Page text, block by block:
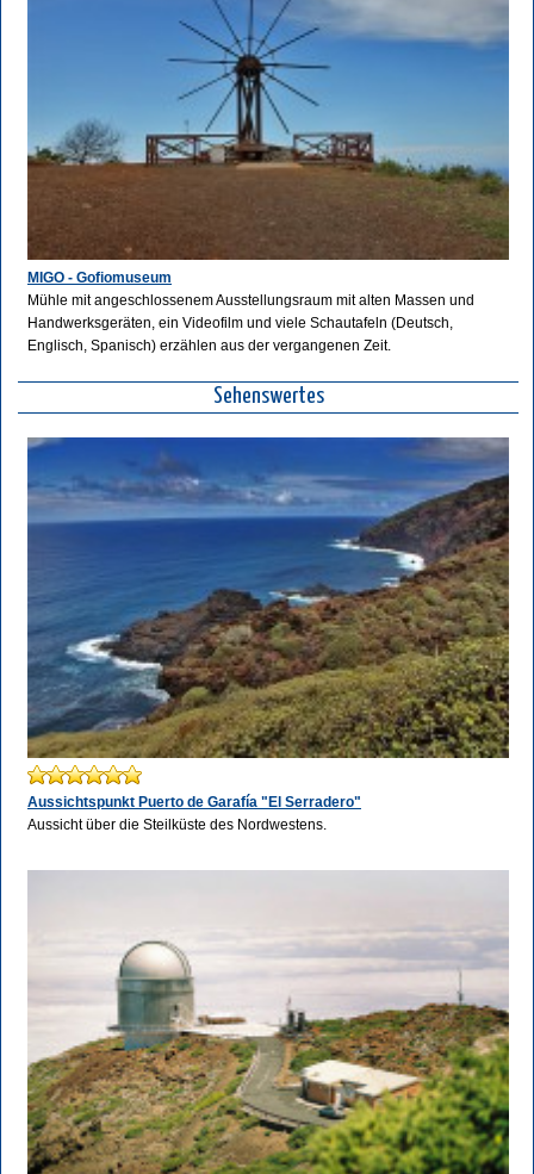
MIGO - Gofiomuseum
Mühle mit angeschlossenem Ausstellungsraum mit alten Massen und
Handwerksgeräten, ein Videofilm und viele Schautafeln (Deutsch,
Englisch, Spanisch) erzählen aus der vergangenen Zeit.
Sehenswertes
Aussichtspunkt Puerto de Garafía "El Serradero"
Aussicht über die Steilküste des Nordwestens.